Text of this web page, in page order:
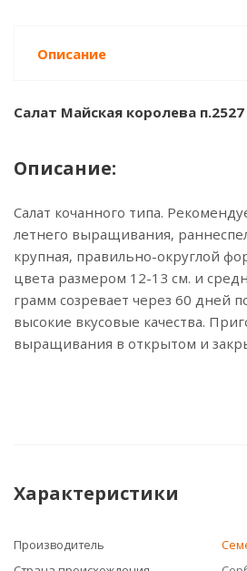
Описание
Салат Майская королева
Описание:
Салат кочанного типа.
летнего выращивания,
крупная, правильно-округлой
цвета размером 12-13 см. и
грамм созревает через 60 дней
высокие вкусовые качества.
выращивания в открытом и
Характеристики
Производитель